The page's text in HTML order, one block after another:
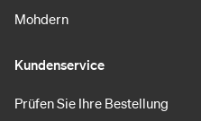
Mohdern
Kundenservice
Prüfen Sie Ihre Bestellung